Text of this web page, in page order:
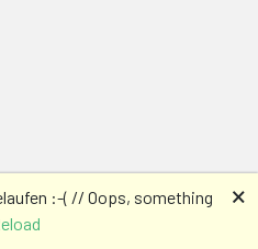
:-( // Oops, something
🗙